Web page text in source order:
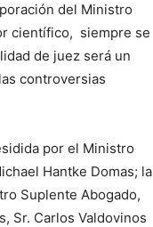
del Ministro
científico, siempre se
de juez será un
controversias
por el Ministro
Hantke Domas; la
Suplente Abogado,
Sr. Carlos Valdovinos